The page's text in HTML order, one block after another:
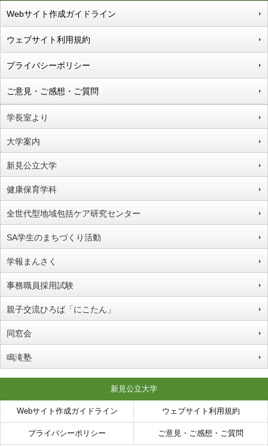
学長室より
大学案内
新見公立大学
健康保育学科
全世代型地域包括ケア研究センター
SA学生のまちづくり活動
学報まんさく
事務職員採用試験
親子交流ひろば「にこたん」
同窓会
鳴滝塾
Webサイト作成ガイドライン
ウェブサイト利用規約
プライバシーポリシー
ご意見・ご感想・ご質問
新見公立大学
Webサイト作成ガイドライン ウェブサイト利用規約
プライバシーポリシー ご意見・ご感想・ご質問